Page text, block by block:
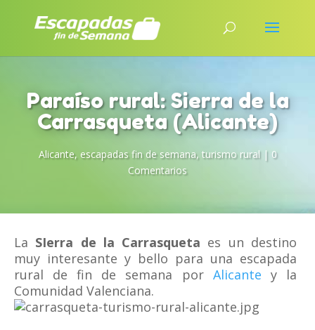
Paraíso rural: Sierra de la
Carrasqueta (Alicante)
Alicante, escapadas fin de semana, turismo rural| 0
Comentarios
La SIerra de la Carrasqueta es un destino
muy interesante y bello para una escapada
rural de fin de semana por Alicante y la
Comunidad Valenciana.